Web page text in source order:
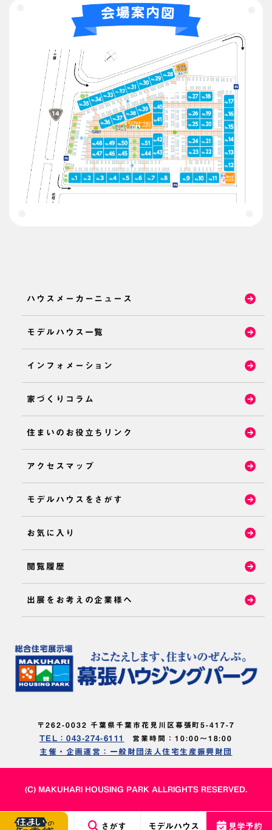
さがす モデルハウス 見学予約
ハウスメーカーニュース
モデルハウス一覧
インフォメーション
家づくりコラム
住まいのお役立ちリンク
アクセスマップ
モデルハウスをさがす
お気に入り
閲覧履歴
出展をお考えの企業様へ
〒262-0032 千葉県千葉市花見川区幕張町5-417-7
TEL：043-274-6111 営業時間：10:00～18:00
主催・企画運営：一般財団法人住宅生産振興財団
(C) MAKUHARI HOUSING PARK ALLRIGHTS RESERVED.